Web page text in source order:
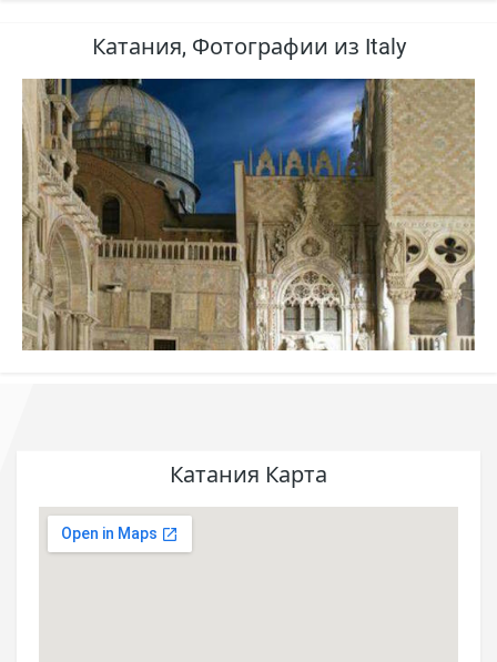
Катания, Фотографии из Italy
Катания Карта